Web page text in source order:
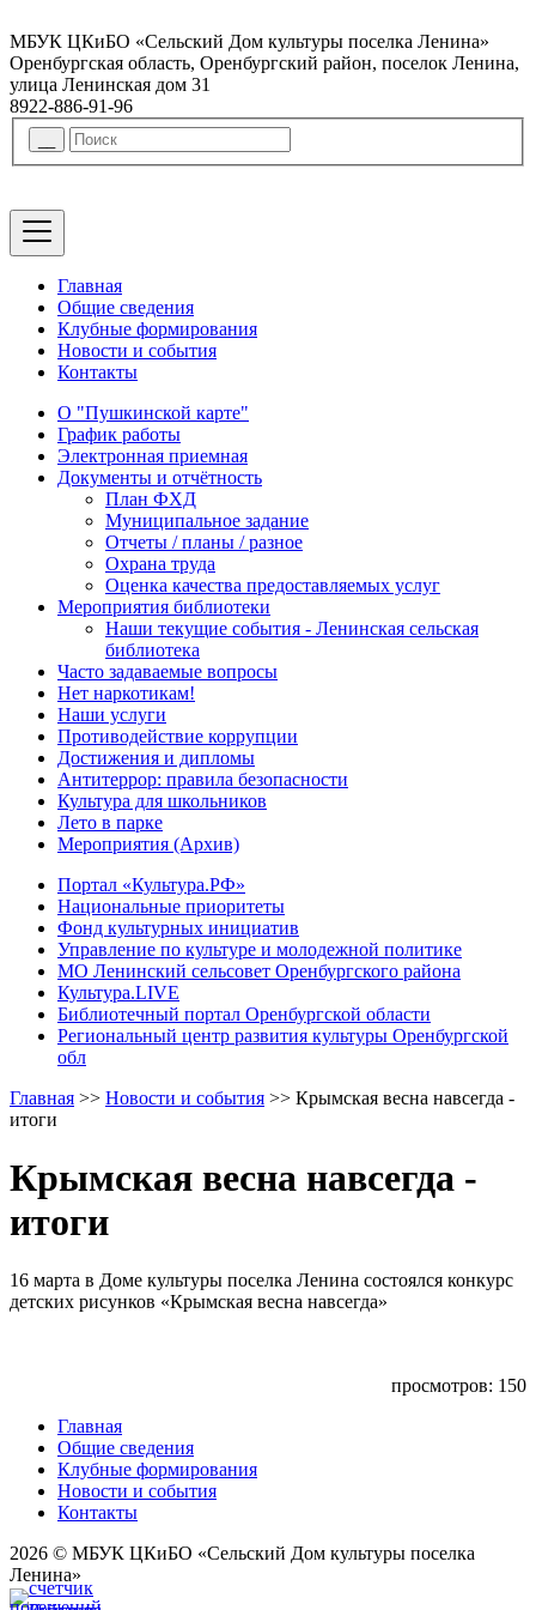
МБУК ЦКиБО «Сельский Дом культуры поселка Ленина»
Оренбургская область, Оренбургский район, поселок Ленина,
улица Ленинская дом 31
8922-886-91-96
Главная
Общие сведения
Клубные формирования
Новости и события
Контакты
О "Пушкинской карте"
График работы
Электронная приемная
Документы и отчётность
План ФХД
Муниципальное задание
Отчеты / планы / разное
Охрана труда
Оценка качества предоставляемых услуг
Мероприятия библиотеки
Наши текущие события - Ленинская сельская
библиотека
Часто задаваемые вопросы
Нет наркотикам!
Наши услуги
Противодействие коррупции
Достижения и дипломы
Антитеррор: правила безопасности
Культура для школьников
Лето в парке
Мероприятия (Архив)
Портал «Культура.РФ»
Национальные приоритеты
Фонд культурных инициатив
Управление по культуре и молодежной политике
МО Ленинский сельсовет Оренбургского района
Культура.LIVE
Библиотечный портал Оренбургской области
Региональный центр развития культуры Оренбургской
обл
Главная >> Новости и события >> Крымская весна навсегда -
итоги
Крымская весна навсегда -
итоги
16 марта в Доме культуры поселка Ленина состоялся конкурс
детских рисунков «Крымская весна навсегда»
просмотров: 150
Главная
Общие сведения
Клубные формирования
Новости и события
Контакты
2026 © МБУК ЦКиБО «Сельский Дом культуры поселка
Ленина»